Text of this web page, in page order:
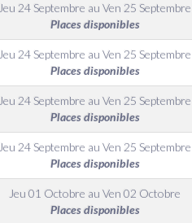
Jeu 24 Septembre au Ven 25 Septembre
Places disponibles
Jeu 24 Septembre au Ven 25 Septembre
Places disponibles
Jeu 24 Septembre au Ven 25 Septembre
Places disponibles
Jeu 24 Septembre au Ven 25 Septembre
Places disponibles
Jeu 01 Octobre au Ven 02 Octobre
Places disponibles